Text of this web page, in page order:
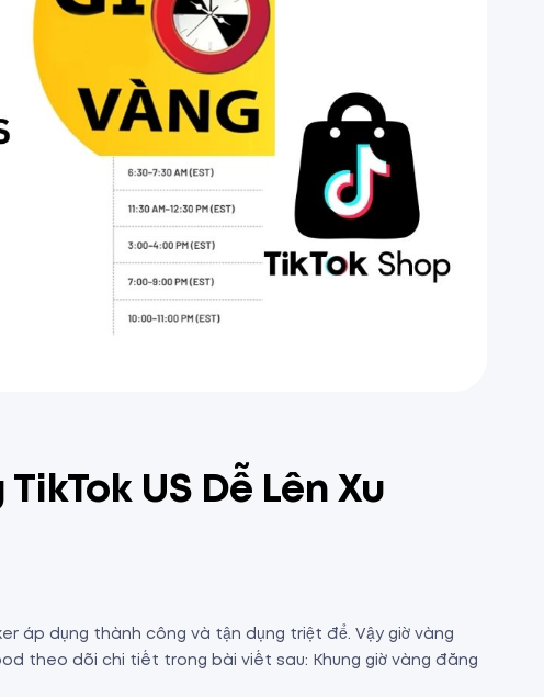
US Dễ Lên Xu
áp dụng thành công và tận dụng triệt để. Vậy giờ vàng
theo dõi chi tiết trong bài viết sau: Khung giờ vàng đăng